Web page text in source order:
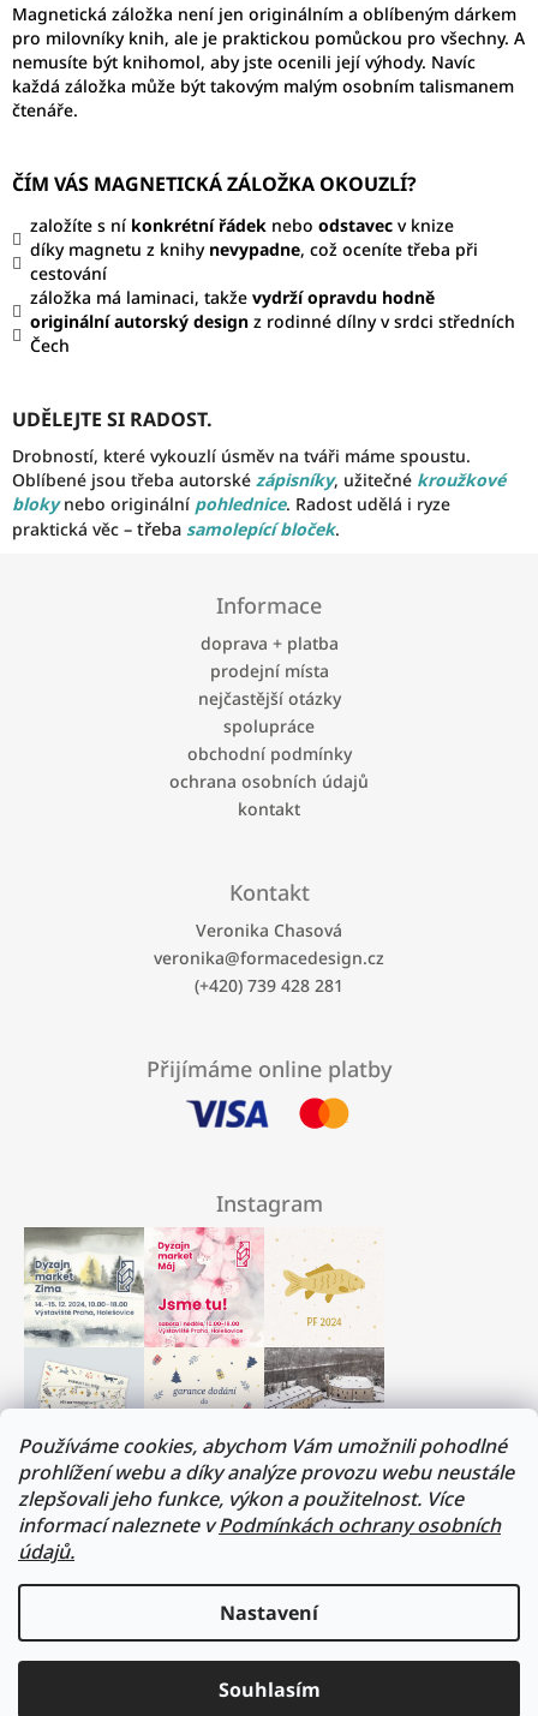
Používáme cookies, abychom Vám umožnili pohodlné
prohlížení webu a díky analýze provozu webu neustále
zlepšovali jeho funkce, výkon a použitelnost. Více
informací naleznete v Podmínkách ochrany osobních
údajů.
Nastavení
Souhlasím
Milí přátelé, musíme si trochu odpočinout :)
V termínu 17. - 31.července budeme na dovolené.
Všechny objednávky budou vyřízeny v prvním
srpnovém týdnu. Děkujeme za pochopení!
Přejeme vám všem krásné léto!
Lukáš a Veronika
Magnetická záložka není jen originálním a oblíbeným dárkem
pro milovníky knih, ale je praktickou pomůckou pro všechny. A
nemusíte být knihomol, aby jste ocenili její výhody. Navíc
každá záložka může být takovým malým osobním talismanem
čtenáře.
ČÍM VÁS MAGNETICKÁ ZÁLOŽKA OKOUZLÍ?
založíte s ní konkrétní řádek nebo odstavec v knize
díky magnetu z knihy nevypadne, což oceníte třeba při
cestování
záložka má laminaci, takže vydrží opravdu hodně
originální autorský design z rodinné dílny v srdci středních
Čech
UDĚLEJTE SI RADOST.
Drobností, které vykouzlí úsměv na tváři máme spoustu.
Oblíbené jsou třeba autorské zápisníky, užitečné kroužkové
blokynebo originální pohlednice. Radost udělá i ryze
praktická věc – třeba samolepící bloček.
Informace
doprava + platba
prodejní místa
nejčastější otázky
spolupráce
obchodní podmínky
ochrana osobních údajů
kontakt
Kontakt
Veronika Chasová
veronika@formacedesign.cz
(+420) 739 428 281
Přijímáme online platby
Instagram
sledovat na instagramu